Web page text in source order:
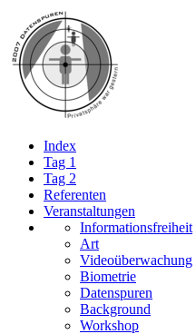
Index
Tag 1
Tag 2
Referenten
Veranstaltungen
Informationsfreiheit
Art
Videoüberwachung
Biometrie
Datenspuren
Background
Workshop